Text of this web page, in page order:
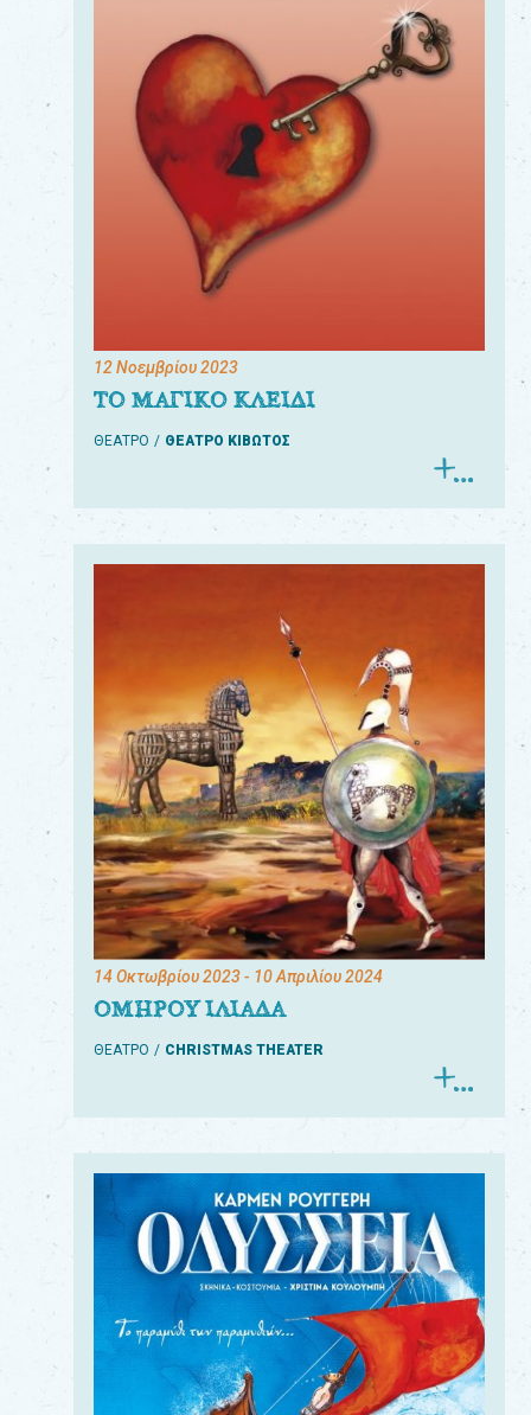
12 Νοεμβρίου 2023
ΤΟ ΜΑΓΙΚΟ ΚΛΕΙΔΙ
ΘΕΑΤΡΟ ΘΕΑΤΡΟ ΚΙΒΩΤΟΣ
14 Οκτωβρίου 2023- 10 Απριλίου 2024
ΟΜΗΡΟΥ ΙΛΙΑΔΑ
ΘΕΑΤΡΟ CHRISTMAS THEATER